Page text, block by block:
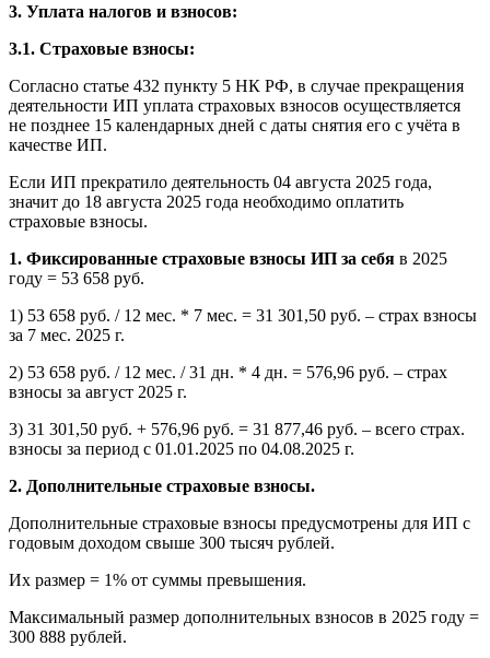
3. Уплата налогов и взносов:
3.1. Страховые взносы:
Согласно статье 432 пункту 5 НК РФ, в случае прекращения
деятельности ИП уплата страховых взносов осуществляется
не позднее 15 календарных дней с даты снятия его с учёта в
качестве ИП.
Если ИП прекратило деятельность 04 августа 2025 года,
значит до 18 августа 2025 года необходимо оплатить
страховые взносы.
1. Фиксированные страховые взносы ИП за себя в 2025
году = 53 658 руб.
1) 53 658 руб. / 12 мес. * 7 мес. = 31 301,50 руб. – страх взносы
за 7 мес. 2025 г.
2) 53 658 руб. / 12 мес. / 31 дн. * 4 дн. = 576,96 руб. – страх
взносы за август 2025 г.
3) 31 301,50 руб. + 576,96 руб. = 31 877,46 руб. – всего страх.
взносы за период с 01.01.2025 по 04.08.2025 г.
2. Дополнительные страховые взносы.
Дополнительные страховые взносы предусмотрены для ИП с
годовым доходом свыше 300 тысяч рублей.
Их размер = 1% от суммы превышения.
Максимальный размер дополнительных взносов в 2025 году =
300 888 рублей.